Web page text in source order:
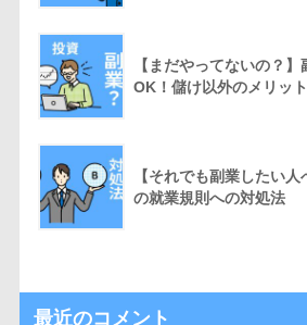
【まだやってないの？
OK！儲け以外のメリッ
【それでも副業したい
の就業規則への対処法
最近のコメント